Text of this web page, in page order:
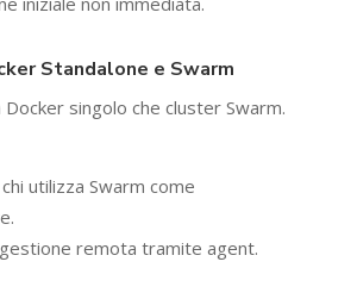
Standalone e Swarm
singolo che cluster Swarm.
utilizza Swarm come
remota tramite agent.